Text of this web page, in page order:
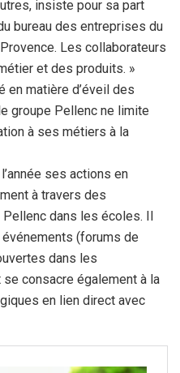
insiste pour sa part
bureau des entreprises du
Les collaborateurs
et des produits. »
en matière d’éveil des
groupe Pellenc ne limite
à ses métiers à la
ses actions en
à travers des
Pellenc dans les écoles. Il
(forums de
dans les
consacre également à la
en lien direct avec